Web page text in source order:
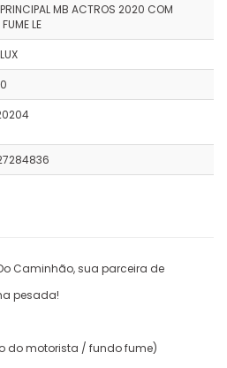
MB ACTROS 2020 COM
LE
Caminhão, sua parceira de
pesada!
do motorista / fundo fume)